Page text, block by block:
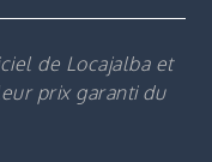
de Locajalba et
prix garanti du